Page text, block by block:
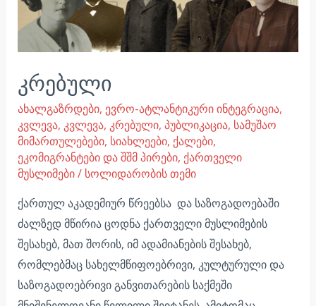
კრებული
ახალგაზრდები, ევრო-ატლანტიკური ინტეგრაცია,
კვლევა, კვლევა, კრებული, პუბლიკაცია, სამუშაო
მიმართულებები, სიახლეები, ქალები,
ეკომიგრანტები და შშმ პირები, ქართველი
მუსლიმები/ სოლიდარობის თემი
ქართულ აკადემიურ წრეებსა და საზოგადოებაში
ძალზედ მწირია ცოდნა ქართველი მუსლიმების
შესახებ, მათ შორის, იმ ადამიანების შესახებ,
რომლებმაც სახელმწიფოებრივი, კულტურული და
საზოგადოებრივი განვითარების საქმეში